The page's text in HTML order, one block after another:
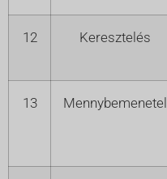
12 Keresztelés
13 Mennybemenetel